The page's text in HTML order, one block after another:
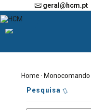
geral@hcm.pt
Home ·Monocomando
Pesquisa